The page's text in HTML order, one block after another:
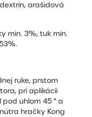
arašidová
min. 3%, tuk min.
ruke, prstom
pri aplikácii
uhlom 45 ° a
hračky Kong